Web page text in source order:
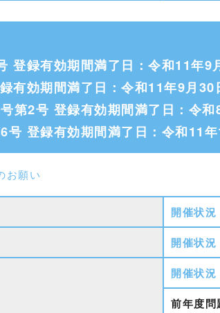
登録有効期間満了日：令和11年9
有効期間満了日：令和11年9月30
第2号 登録有効期間満了日：令和
号 登録有効期間満了日：令和11年
お願い
開催状
開催状
開催状
前年度問